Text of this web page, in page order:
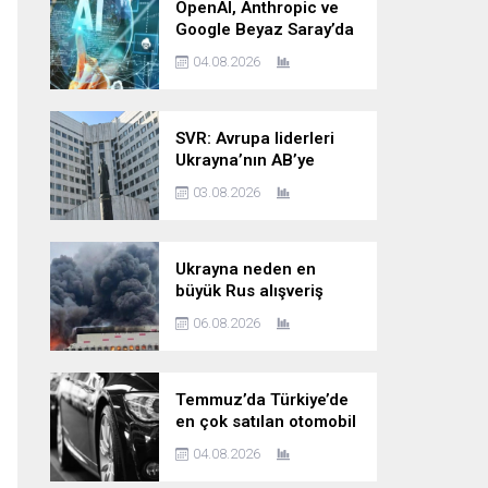
OpenAI, Anthropic ve
Google Beyaz Saray’da
yapay zekâ güvenliği
zirvesine katılacak
04.08.2026
SVR: Avrupa liderleri
Ukrayna’nın AB’ye
katılımını kesin bir dille
reddediyor
03.08.2026
Ukrayna neden en
büyük Rus alışveriş
sitesine saldırıyor?
06.08.2026
Temmuz’da Türkiye’de
en çok satılan otomobil
markaları
04.08.2026